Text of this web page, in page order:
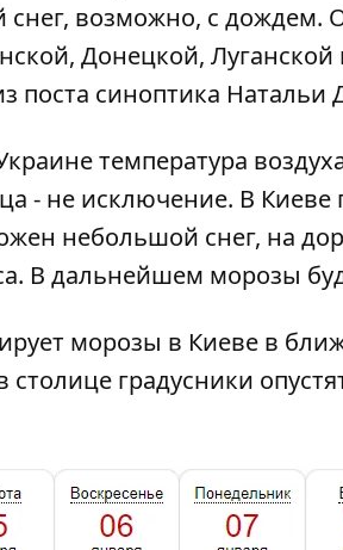
возможно, с дождем.
Донецкой,
поста синоптика Натальи
температура
- не исключение. В Киеве
небольшой снег, на
В дальнейшем морозы
морозы в Киеве в
градусники